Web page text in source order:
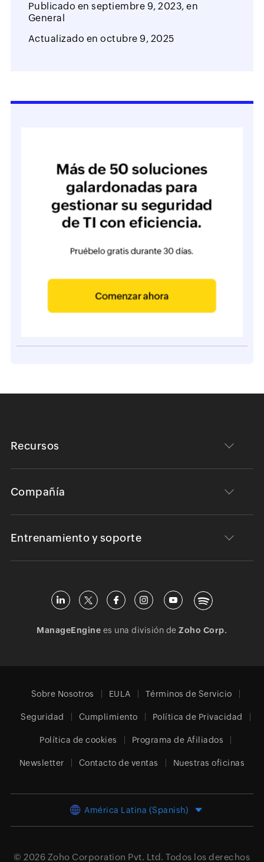
Publicado enseptiembre 9, 2023, en
General
Actualizado enoctubre 9, 2025
Recursos
Compañía
Entrenamiento y soporte
ManageEngine es una división deZoho Corp.
Sobre Nosotros EULA Términos de Servicio
Seguridad Cumplimiento Política de Privacidad
Política de cookies Programa de Afiliados
Newsletter Contacto de ventas Nuestras oficinas
América Latina (Spanish)
© 2026 Zoho Corporation Pvt. Ltd. Todos los derechos